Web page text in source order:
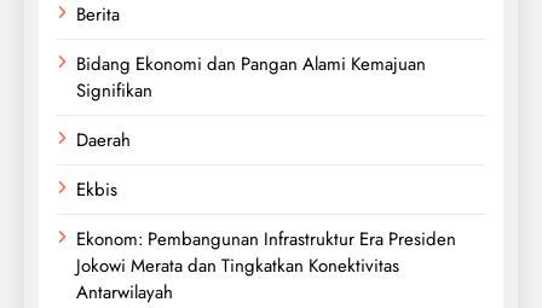
Berita
Bidang Ekonomi dan Pangan Alami Kemajuan
Signifikan
Daerah
Ekbis
Ekonom: Pembangunan Infrastruktur Era Presiden
Jokowi Merata dan Tingkatkan Konektivitas
Antarwilayah